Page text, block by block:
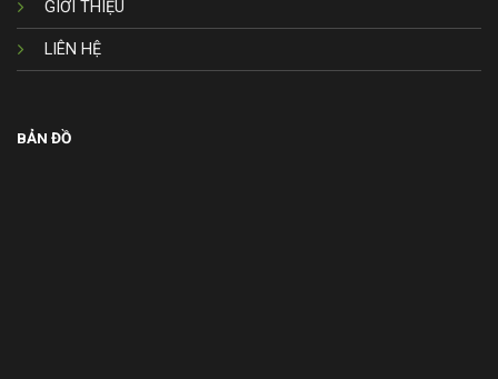
GIỚI THIỆU
LIÊN HỆ
BẢN ĐỒ